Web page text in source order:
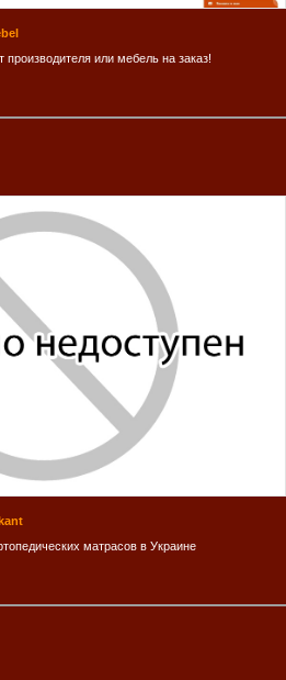
или мебель на заказ!
матрасов в Украине